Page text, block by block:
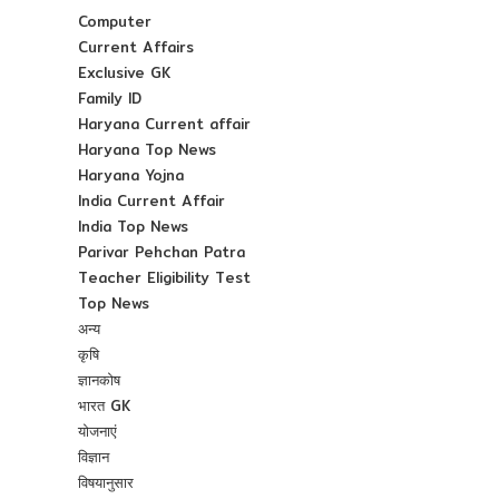
Computer
Current Affairs
Exclusive GK
Family ID
Haryana Current affair
Haryana Top News
Haryana Yojna
India Current Affair
India Top News
Parivar Pehchan Patra
Teacher Eligibility Test
Top News
अन्य
कृषि
ज्ञानकोष
भारत GK
योजनाएं
विज्ञान
विषयानुसार